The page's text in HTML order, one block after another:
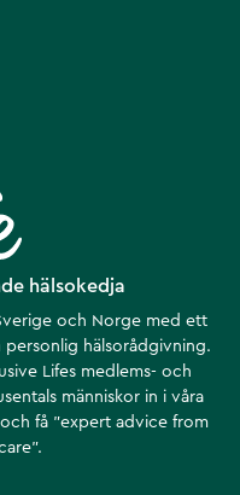
hälsokedja
och Norge med ett
hälsorådgivning.
Lifes medlems- och
människor in i våra
få ”expert advice from